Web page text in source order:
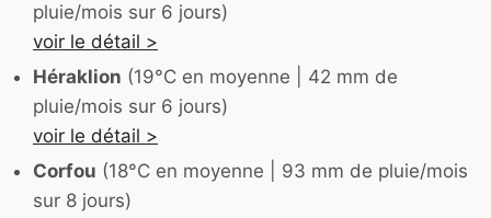
pluie/mois sur 6 jours)
voir le détail >
Héraklion (19°C en moyenne | 42 mm de
pluie/mois sur 6 jours)
voir le détail >
Corfou (18°C en moyenne | 93 mm de pluie/mois
sur 8 jours)